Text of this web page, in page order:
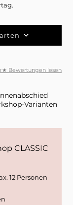
★ Bewertungen lesen
Varianten
CLASSIC
12 Personen